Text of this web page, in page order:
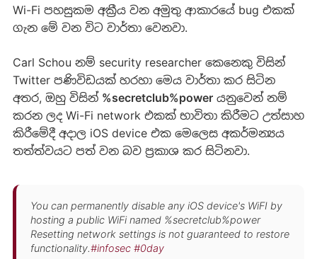
Wi-Fi පහසුකම අක්‍රීය වන අමුතු ආකාරයේ bug එකක්
ගැන මේ වන විට වාර්තා වෙනවා.
Carl Schou නම් security researcher කෙනෙකු විසින්
Twitter පණිවිඩයක් හරහා මෙය වාර්තා කර සිටින
අතර, ඔහු විසින් %secretclub%powerයනුවෙන් නම්
කරන ලද Wi-Fi network එකක් භාවිතා කිරීමට උත්සාහ
කිරීමේදී අදාල iOS device එක මෙලෙස අකර්මන්‍යය
තත්ත්වයට පත් වන බව ප්‍රකාශ කර සිටිනවා.
You can permanently disable any iOS device's WiFI by
hosting a public WiFi named %secretclub%power
Resetting network settings is not guaranteed to restore
functionality.#infosec #0day